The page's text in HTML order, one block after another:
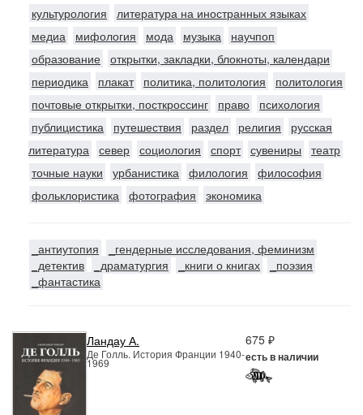
культурология
литература на иностранных языках
медиа
мифология мода музыка
научпоп
образование открытки, закладки, блокноты, календари
периодика
плакат политика, политология
политология
почтовые открытки, посткроссинг
право
психология
публицистика
путешествия раздел религия
русская
литература север социология спорт сувениры
театр
точные науки
урбанистика филология
философия
фольклористика фотография экономика
_антиутопия
_гендерные исследования, феминизм
_детектив
_драматургия _книги о книгах
_поэзия
_фантастика
Ландау А.
Де Голль. История Франции 1940-
1969
675 ₽
есть в наличии